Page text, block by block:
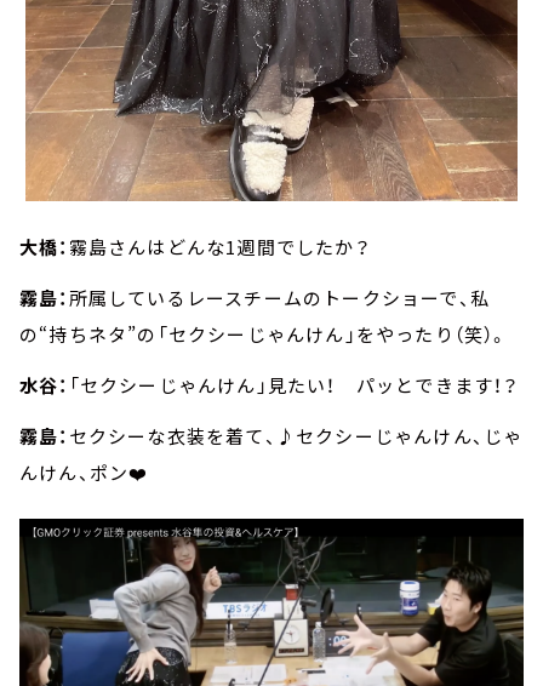
大橋： 霧島さんはどんな1週間でしたか？
霧島： 所属しているレースチームのトークショーで、私
の“持ちネタ”の「セクシーじゃんけん」をやったり（笑）。
水谷： 「セクシーじゃんけん」見たい！ パッとできます！？
霧島： セクシーな衣装を着て、♪セクシーじゃんけん、じゃ
んけん、ポン❤️